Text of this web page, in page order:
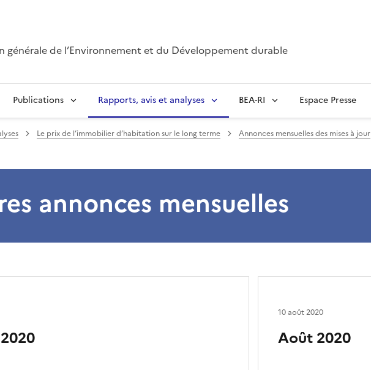
générale de l’Environnement et du Développement durable
Publications Rapports, avis et analyses BEA-RI Espace Presse
Le prix de l’immobilier d’habitation sur le long terme Annonces mensuelles des mises à jour
annonces mensuelles
Août 2020
10 août 2020